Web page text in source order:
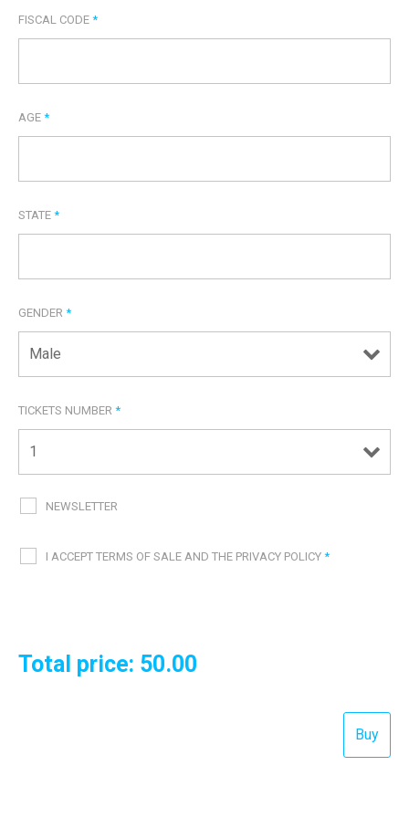
FISCAL CODE *
AGE *
STATE *
GENDER *
TICKETS NUMBER *
NEWSLETTER
I ACCEPT TERMS OF SALE AND THE PRIVACY POLICY *
Total price: 50.00